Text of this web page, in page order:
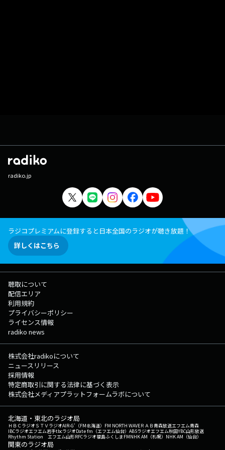
radiko.jp
ラジコプレミアムに登録すると日本全国のラジオが聴き放題！
詳しくはこちら
聴取について
配信エリア
利用規約
プライバシーポリシー
ライセンス情報
radiko news
株式会社radikoについて
ニュースリリース
採用情報
特定商取引に関する法律に基づく表示
株式会社メディアプラットフォームラボについて
北海道・東北のラジオ局
ＨＢＣラジオＳＴＶラジオAIR-G'（FM北海道） FM NORTH WAVEＲＡＢ青森放送エフエム青森
IBCラジオエフエム岩手tbcラジオDate fm（エフエム仙台） ABSラジオエフエム秋田YBC山形放送
Rhythm Station エフエム山形RFCラジオ福島ふくしまFMNHK AM（札幌） NHK AM（仙台）
関東のラジオ局